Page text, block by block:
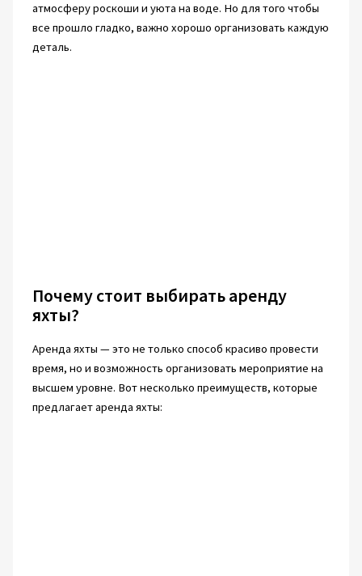
атмосферу роскоши и уюта на воде. Но для того чтобы
все прошло гладко, важно хорошо организовать каждую
деталь.
Почему стоит выбирать аренду
яхты?
Аренда яхты — это не только способ красиво провести
время, но и возможность организовать мероприятие на
высшем уровне. Вот несколько преимуществ, которые
предлагает аренда яхты: